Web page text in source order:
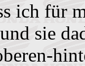
ich für
sie